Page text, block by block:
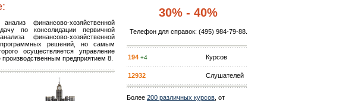
финансово-хозяйственной
по консолидации первичной
финансово-хозяйственной
программных решений, но самым
осуществляется управление
предприятием 8.
30% - 40%
Телефон для справок: (495) 984-79-88.
194 +4 Курсов
12932 Слушателей
Более 200 различных курсов , от